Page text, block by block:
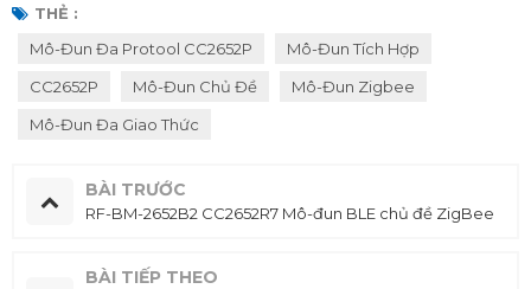
THẺ :
Mô-Đun Đa Protool CC2652P
Mô-Đun Tích Hợp
CC2652P
Mô-Đun Chủ Đề
Mô-Đun Zigbee
Mô-Đun Đa Giao Thức
BÀI TRƯỚC
RF-BM-2652B2 CC2652R7 Mô-đun BLE chủ đề ZigBee
BÀI TIẾP THEO